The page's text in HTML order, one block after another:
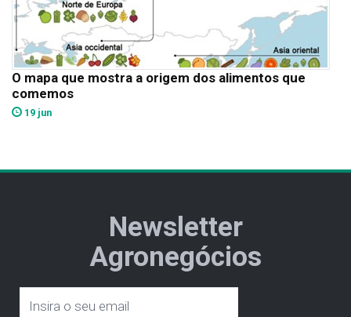
O mapa que mostra a origem dos alimentos que
comemos
19 jun
Newsletter
Agronegócios